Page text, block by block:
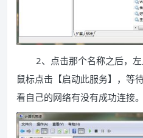
2、点击那个名称之后，
鼠标点击【启动此服务】，等
看自己的网络有没有成功连接。